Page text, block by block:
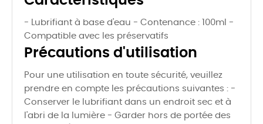
- Lubrifiant à base d'eau - Contenance : 100ml -
Compatible avec les préservatifs
Précautions d'utilisation
Pour une utilisation en toute sécurité, veuillez
prendre en compte les précautions suivantes : -
Conserver le lubrifiant dans un endroit sec et à
l'abri de la lumière - Garder hors de portée des